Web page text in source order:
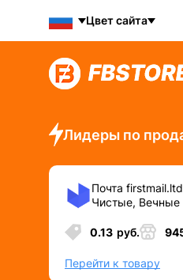
Цвет сайта
Лидеры по
Почта
Чистые, Вечные
0.13 руб.
Перейти к товару